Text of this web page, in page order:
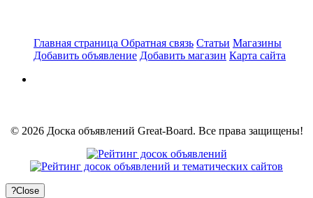
Главная страница Обратная связь Статьи Магазины
Добавить объявление Добавить магазин Карта сайта
© 2026 Доска объявлений Great-Board. Все права защищены!
?Close